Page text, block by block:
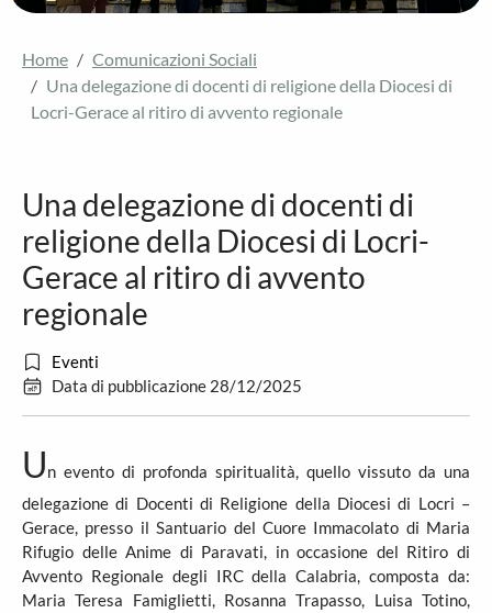
Home
Comunicazioni Sociali
Una delegazione di docenti di religione della Diocesi di
Locri-Gerace al ritiro di avvento regionale
Una delegazione di docenti di
religione della Diocesi di Locri-
Gerace al ritiro di avvento
regionale
Eventi
Data di pubblicazione 28/12/2025
Un evento di profonda spiritualità, quello vissuto da una
delegazione di Docenti di Religione della Diocesi di Locri –
Gerace, presso il Santuario del Cuore Immacolato di Maria
Rifugio delle Anime di Paravati, in occasione del Ritiro di
Avvento Regionale degli IRC della Calabria, composta da:
Maria Teresa Famiglietti, Rosanna Trapasso, Luisa Totino,